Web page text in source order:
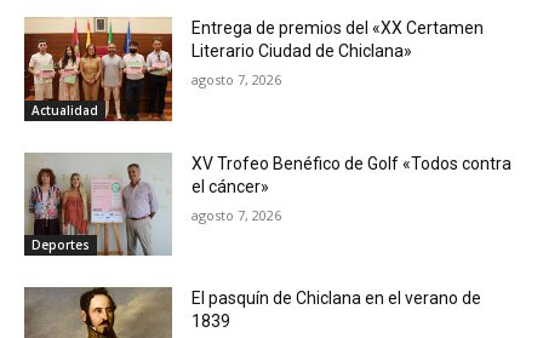
Actualidad
Entrega de premios del «XX Certamen
Literario Ciudad de Chiclana»
agosto 7, 2026
Deportes
XV Trofeo Benéfico de Golf «Todos contra
el cáncer»
agosto 7, 2026
El pasquín de Chiclana en el verano de
1839